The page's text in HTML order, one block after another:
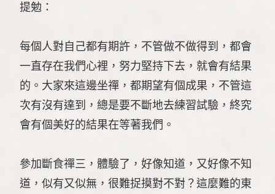
提勉：
每個人對自己都有期許，不管做不做得到，都會
一直存在我們心裡，努力堅持下去，就會有結果
的。大家來這邊坐禪，都期望有個成果，不管這
次有沒有達到，總是要不斷地去練習試驗，終究
會有個美好的結果在等著我們。
參加斷食禪三，體驗了，好像知道，又好像不知
道，似有又似無，很難捉摸對不對？這麼難的東